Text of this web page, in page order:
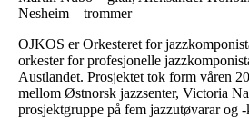
Nesheim – trommer
OJKOS er Orkesteret for
orkester for profesjonelle
Austlandet. Prosjektet tok form våren
mellom Østnorsk jazzsenter, Victoria
prosjektgruppe på fem jazzutøvarar og